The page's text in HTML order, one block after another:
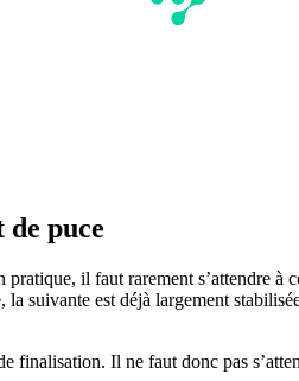
puce
il faut rarement s’attendre
suivante est déjà largement
Il ne faut donc pas